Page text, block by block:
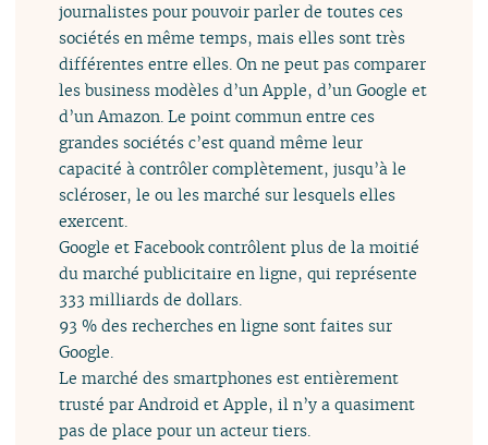
journalistes pour pouvoir parler de toutes ces
sociétés en même temps, mais elles sont très
différentes entre elles. On ne peut pas comparer
les business modèles d’un Apple, d’un Google et
d’un Amazon. Le point commun entre ces
grandes sociétés c’est quand même leur
capacité à contrôler complètement, jusqu’à le
scléroser, le ou les marché sur lesquels elles
exercent.
Google et Facebook contrôlent plus de la moitié
du marché publicitaire en ligne, qui représente
333 milliards de dollars.
93 % des recherches en ligne sont faites sur
Google.
Le marché des smartphones est entièrement
trusté par Android et Apple, il n’y a quasiment
pas de place pour un acteur tiers.